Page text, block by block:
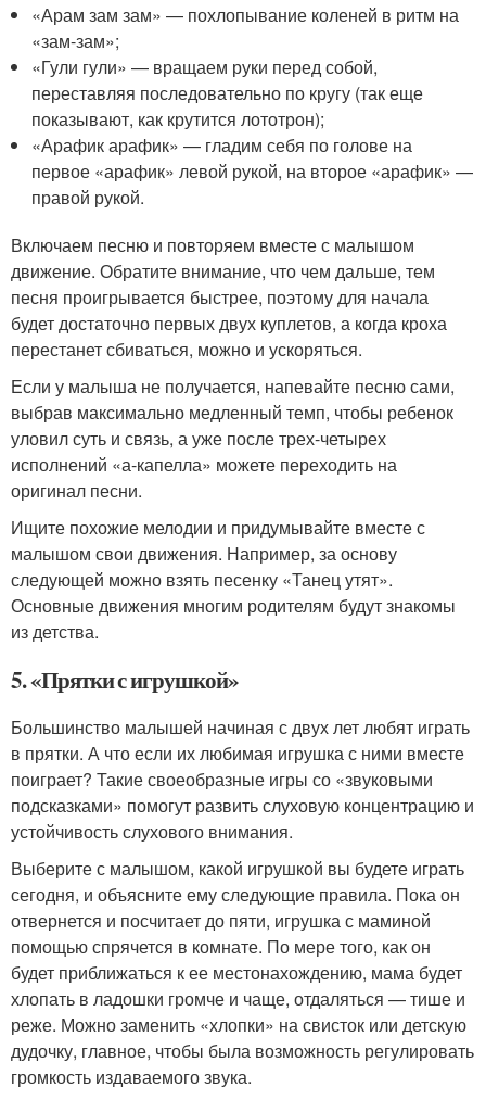
«Арам зам зам» — похлопывание коленей в ритм на
«зам-зам»;
«Гули гули» — вращаем руки перед собой,
переставляя последовательно по кругу (так еще
показывают, как крутится лототрон);
«Арафик арафик» — гладим себя по голове на
первое «арафик» левой рукой, на второе «арафик» —
правой рукой.
Включаем песню и повторяем вместе с малышом
движение. Обратите внимание, что чем дальше, тем
песня проигрывается быстрее, поэтому для начала
будет достаточно первых двух куплетов, а когда кроха
перестанет сбиваться, можно и ускоряться.
Если у малыша не получается, напевайте песню сами,
выбрав максимально медленный темп, чтобы ребенок
уловил суть и связь, а уже после трех-четырех
исполнений «а-капелла» можете переходить на
оригинал песни.
Ищите похожие мелодии и придумывайте вместе с
малышом свои движения. Например, за основу
следующей можно взять песенку «Танец утят».
Основные движения многим родителям будут знакомы
из детства.
5. «Прятки с игрушкой»
Большинство малышей начиная с двух лет любят играть
в прятки. А что если их любимая игрушка с ними вместе
поиграет? Такие своеобразные игры со «звуковыми
подсказками» помогут развить слуховую концентрацию и
устойчивость слухового внимания.
Выберите с малышом, какой игрушкой вы будете играть
сегодня, и объясните ему следующие правила. Пока он
отвернется и посчитает до пяти, игрушка с маминой
помощью спрячется в комнате. По мере того, как он
будет приближаться к ее местонахождению, мама будет
хлопать в ладошки громче и чаще, отдаляться — тише и
реже. Можно заменить «хлопки» на свисток или детскую
дудочку, главное, чтобы была возможность регулировать
громкость издаваемого звука.